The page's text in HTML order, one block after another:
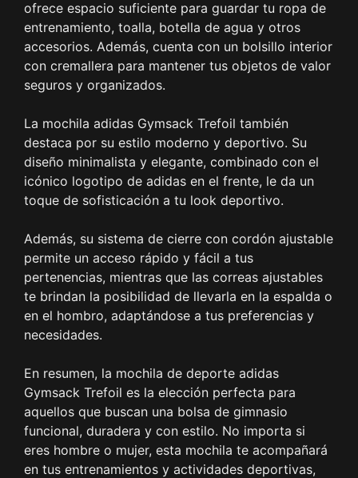
ofrece espacio suficiente para guardar tu ropa de
entrenamiento, toalla, botella de agua y otros
accesorios. Además, cuenta con un bolsillo interior
con cremallera para mantener tus objetos de valor
seguros y organizados.
La mochila adidas Gymsack Trefoil también
destaca por su estilo moderno y deportivo. Su
diseño minimalista y elegante, combinado con el
icónico logotipo de adidas en el frente, le da un
toque de sofisticación a tu look deportivo.
Además, su sistema de cierre con cordón ajustable
permite un acceso rápido y fácil a tus
pertenencias, mientras que las correas ajustables
te brindan la posibilidad de llevarla en la espalda o
en el hombro, adaptándose a tus preferencias y
necesidades.
En resumen, la mochila de deporte adidas
Gymsack Trefoil es la elección perfecta para
aquellos que buscan una bolsa de gimnasio
funcional, duradera y con estilo. No importa si
eres hombre o mujer, esta mochila te acompañará
en tus entrenamientos y actividades deportivas,